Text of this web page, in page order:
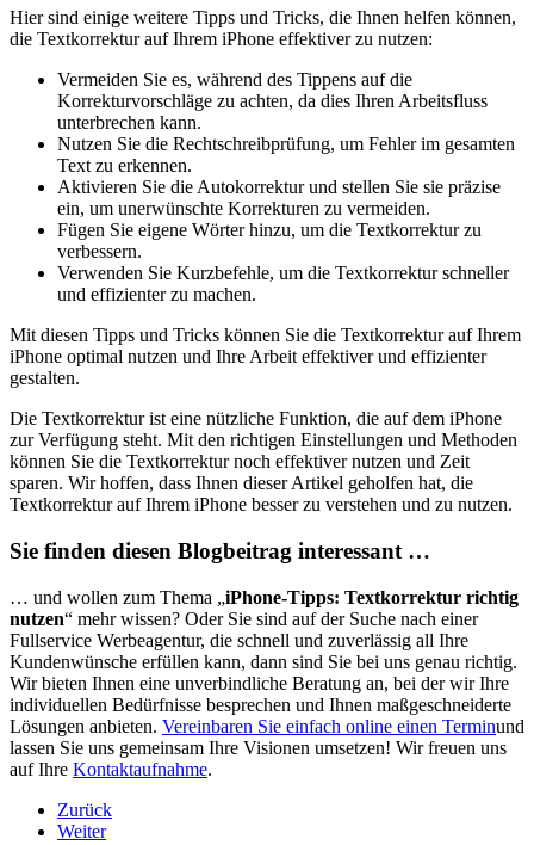
Hier sind einige weitere Tipps und Tricks, die Ihnen helfen können,
die Textkorrektur auf Ihrem iPhone effektiver zu nutzen:
Vermeiden Sie es, während des Tippens auf die
Korrekturvorschläge zu achten, da dies Ihren Arbeitsfluss
unterbrechen kann.
Nutzen Sie die Rechtschreibprüfung, um Fehler im gesamten
Text zu erkennen.
Aktivieren Sie die Autokorrektur und stellen Sie sie präzise
ein, um unerwünschte Korrekturen zu vermeiden.
Fügen Sie eigene Wörter hinzu, um die Textkorrektur zu
verbessern.
Verwenden Sie Kurzbefehle, um die Textkorrektur schneller
und effizienter zu machen.
Mit diesen Tipps und Tricks können Sie die Textkorrektur auf Ihrem
iPhone optimal nutzen und Ihre Arbeit effektiver und effizienter
gestalten.
Die Textkorrektur ist eine nützliche Funktion, die auf dem iPhone
zur Verfügung steht. Mit den richtigen Einstellungen und Methoden
können Sie die Textkorrektur noch effektiver nutzen und Zeit
sparen. Wir hoffen, dass Ihnen dieser Artikel geholfen hat, die
Textkorrektur auf Ihrem iPhone besser zu verstehen und zu nutzen.
Sie finden diesen Blogbeitrag interessant …
… und wollen zum Thema „iPhone-Tipps: Textkorrektur richtig
nutzen“ mehr wissen? Oder Sie sind auf der Suche nach einer
Fullservice Werbeagentur, die schnell und zuverlässig all Ihre
Kundenwünsche erfüllen kann, dann sind Sie bei uns genau richtig.
Wir bieten Ihnen eine unverbindliche Beratung an, bei der wir Ihre
individuellen Bedürfnisse besprechen und Ihnen maßgeschneiderte
Lösungen anbieten. Vereinbaren Sie einfach online einen Terminund
lassen Sie uns gemeinsam Ihre Visionen umsetzen! Wir freuen uns
auf Ihre Kontaktaufnahme.
Zurück
Weiter